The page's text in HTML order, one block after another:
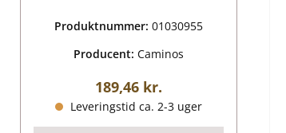
Produktnummer: 01030955
Producent: Caminos
Almindelig pris:
189,46 kr.
Leveringstid ca. 2-3 uger